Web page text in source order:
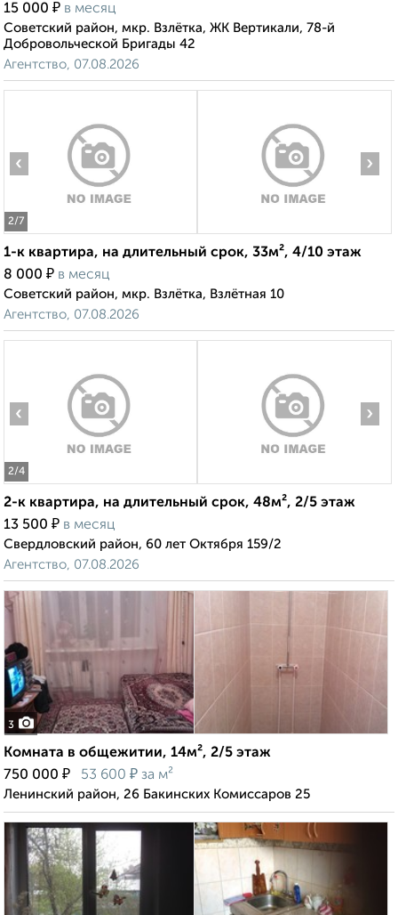
15 000 ₽ в месяц
Советский район, мкр. Взлётка, ЖК Вертикали, 78-й
Добровольческой Бригады 42
Агентство, 07.08.2026
2/7
‹ ›
1-к квартира, на длительный срок, 33м², 4/10 этаж
8 000 ₽ в месяц
Советский район, мкр. Взлётка, Взлётная 10
Агентство, 07.08.2026
2/4
‹ ›
2-к квартира, на длительный срок, 48м², 2/5 этаж
13 500 ₽ в месяц
Свердловский район, 60 лет Октября 159/2
Агентство, 07.08.2026
3
Комната в общежитии, 14м², 2/5 этаж
750 000 ₽ 53 600 ₽ за м²
Ленинский район, 26 Бакинских Комиссаров 25